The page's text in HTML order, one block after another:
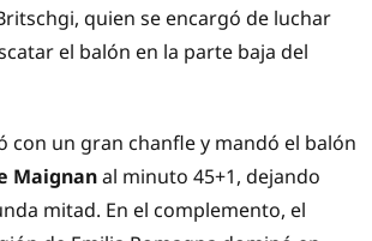
quien se encargó de luchar
el balón en la parte baja del
con un gran chanfle y mandó el balón
Maignanal minuto 45+1, dejando
mitad. En el complemento, el